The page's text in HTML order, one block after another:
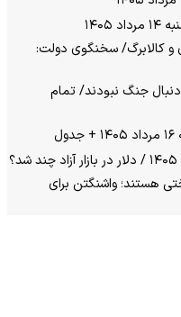
و کالابرگ/ سخنگوی دولت:
جنگ نبودند/ تمام
هستند؛ واشنگتن برای